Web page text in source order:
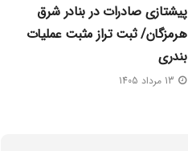
پیشتازی صادرات در بنادر شرق
هرمزگان/ ثبت تراز مثبت عملیات
بندری